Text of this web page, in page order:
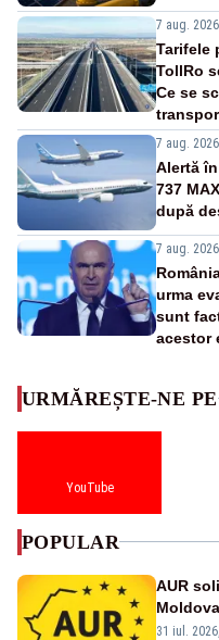
7 aug.
Tarifele
TollRo
Ce se
7 aug.
Alertă
737
după
7 aug.
urma
sunt
acestor
URMĂREȘTE-NE PE
YouTube
POPULAR
AUR
31 iul.